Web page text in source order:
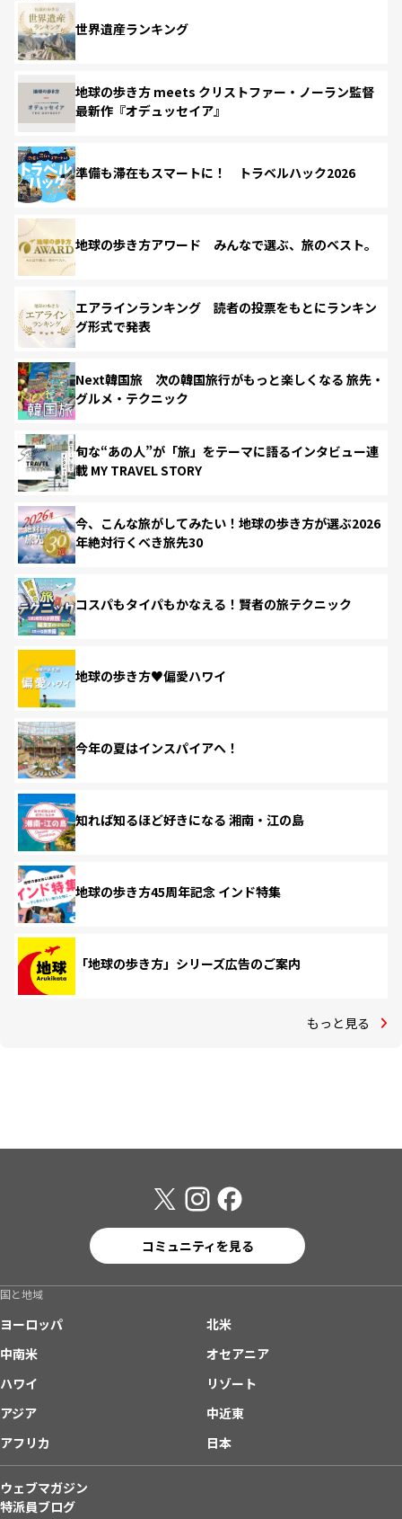
世界遺産ランキング
地球の歩き方 meets クリストファー・ノーラン監督
最新作『オデュッセイア』
準備も滞在もスマートに！ トラベルハック2026
地球の歩き方アワード みんなで選ぶ、旅のベスト。
エアラインランキング 読者の投票をもとにランキン
グ形式で発表
Next韓国旅 次の韓国旅行がもっと楽しくなる 旅先・
グルメ・テクニック
旬な“あの人”が「旅」をテーマに語るインタビュー連
載 MY TRAVEL STORY
今、こんな旅がしてみたい！地球の歩き方が選ぶ2026
年絶対行くべき旅先30
コスパもタイパもかなえる！賢者の旅テクニック
地球の歩き方♥偏愛ハワイ
今年の夏はインスパイアへ！
知れば知るほど好きになる 湘南・江の島
地球の歩き方45周年記念 インド特集
「地球の歩き方」シリーズ広告のご案内
もっと見る
コミュニティを見る
国と地域
ヨーロッパ
北米
中南米
オセアニア
ハワイ
リゾート
アジア
中近東
アフリカ
日本
ウェブマガジン
特派員ブログ